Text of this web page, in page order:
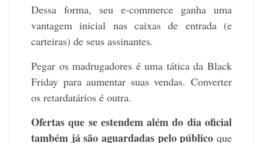
Dessa forma, seu e-commerce ganha uma
vantagem inicial nas caixas de entrada (e
carteiras) de seus assinantes.
Pegar os madrugadores é uma tática da Black
Friday para aumentar suas vendas. Converter
os retardatários é outra.
Ofertas que se estendem além do dia oficial
também já são aguardadas pelo público que